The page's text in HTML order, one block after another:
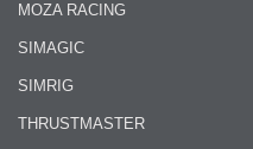
MOZA RACING
SIMAGIC
SIMRIG
THRUSTMASTER